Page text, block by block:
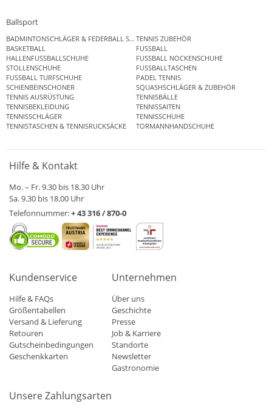
Ballsport
BADMINTONSCHLÄGER & FEDERBALL SETSTENNIS ZUBEHÖR
BASKETBALL
FUSSBALL
HALLENFUSSBALLSCHUHE
FUSSBALL NOCKENSCHUHE
STOLLENSCHUHE
FUSSBALLTASCHEN
FUSSBALL TURFSCHUHE
PADEL TENNIS
SCHIENBEINSCHONER
SQUASHSCHLÄGER & ZUBEHÖR
TENNIS AUSRÜSTUNG
TENNISBÄLLE
TENNISBEKLEIDUNG
TENNISSAITEN
TENNISSCHLÄGER
TENNISSCHUHE
TENNISTASCHEN & TENNISRUCKSÄCKE
TORMANNHANDSCHUHE
Hilfe & Kontakt
Mo. – Fr. 9.30 bis 18.30 Uhr
Sa. 9.30 bis 18.00 Uhr
Telefonnummer:+ 43 316 / 870-0
Kundenservice
Hilfe & FAQs
Größentabellen
Versand & Lieferung
Retouren
Gutscheinbedingungen
Geschenkkarten
Unternehmen
Über uns
Geschichte
Presse
Job & Karriere
Standorte
Newsletter
Gastronomie
Unsere Zahlungsarten